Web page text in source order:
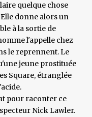
quelque chose
donne alors un
à la sortie de
l'appelle chez
le reprennent. Le
jeune prostituée
Square, étranglée
pour raconter ce
Nick Lawler.